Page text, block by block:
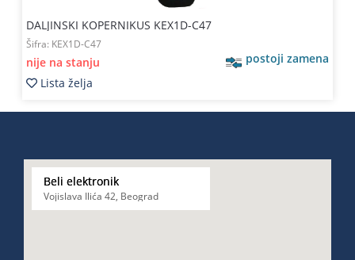
DALJINSKI KOPERNIKUS KEX1D-C47
Šifra: KEX1D-C47
nije na stanju
postoji zamena
Lista želja
Beli elektronik
Vojislava Ilića 42, Beograd